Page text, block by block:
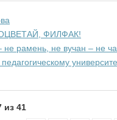
ФИЛФАК!
не рамень, не вучан – не
из 41